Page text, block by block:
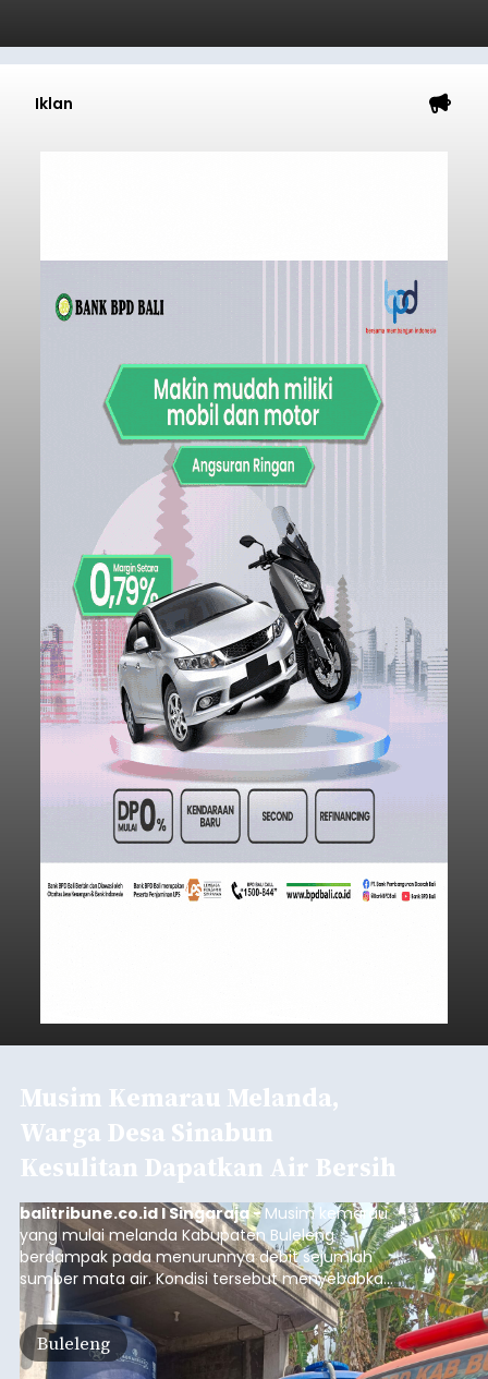
Iklan
Musim Kemarau Melanda,
Warga Desa Sinabun
Kesulitan Dapatkan Air Bersih
balitribune.co.id I Singaraja -Musim kemarau
yang mulai melanda Kabupaten Buleleng
berdampak pada menurunnya debit sejumlah
sumber mata air. Kondisi tersebut menyebabkan
warga di beberapa desa mulai mengalami
kesulitan mendapatkan air bersih, terutama
untuk memenuhi kebutuhan mandi, cuci, dan
kakus (MCK). Seperti yang dialami warga Desa
Buleleng